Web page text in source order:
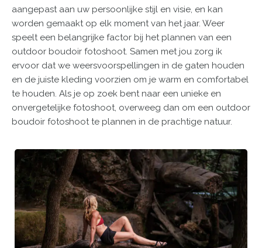
aangepast aan uw persoonlijke stijl en visie, en kan
worden gemaakt op elk moment van het jaar. Weer
speelt een belangrijke factor bij het plannen van een
outdoor boudoir fotoshoot. Samen met jou zorg ik
ervoor dat we weersvoorspellingen in de gaten houden
en de juiste kleding voorzien om je warm en comfortabel
te houden. Als je op zoek bent naar een unieke en
onvergetelijke fotoshoot, overweeg dan om een outdoor
boudoir fotoshoot te plannen in de prachtige natuur.